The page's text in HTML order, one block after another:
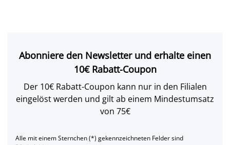
Abonniere den Newsletter und erhalte einen
10€ Rabatt-Coupon
Der 10€ Rabatt-Coupon kann nur in den Filialen
eingelöst werden und gilt ab einem Mindestumsatz
von 75€
Alle mit einem Sternchen (*) gekennzeichneten Felder sind